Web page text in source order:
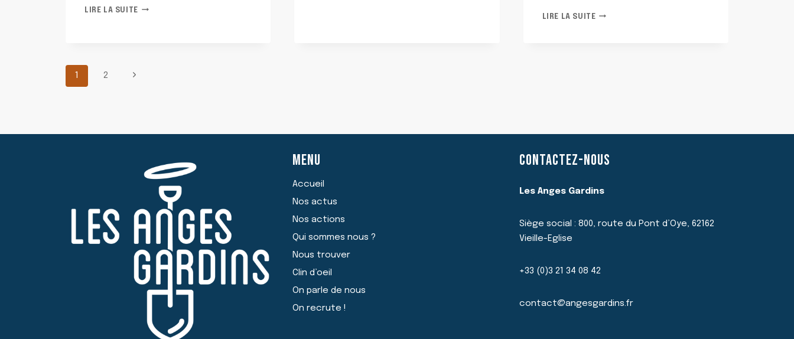
LIRE LA SUITEL’INSERTION
LIRE LA SUITEVERS
NAVIGATION
1 2 Page
MENU
Accueil
Nos actus
Nos actions
Qui sommes nous ?
Nous trouver
Clin d’oeil
On parle de nous
On recrute !
CONTACTEZ-NOUS
Les Anges Gardins
Siège social : 800, route du Pont d’Oye, 62162
Vieille-Eglise
+33 (0)3 21 34 08 42
contact@angesgardins.fr